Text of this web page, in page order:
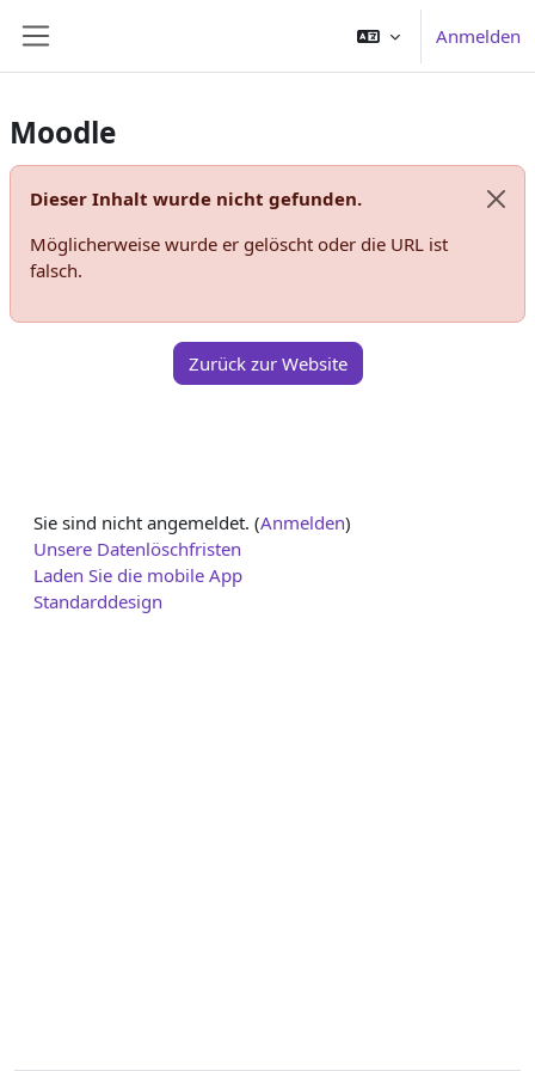
Anmelden
Moodle
Dieser Inhalt wurde nicht gefunden.
Möglicherweise wurde er gelöscht oder die URL ist
falsch.
Zurück zur Website
Sie sind nicht angemeldet. (Anmelden)
Unsere Datenlöschfristen
Laden Sie die mobile App
Standarddesign